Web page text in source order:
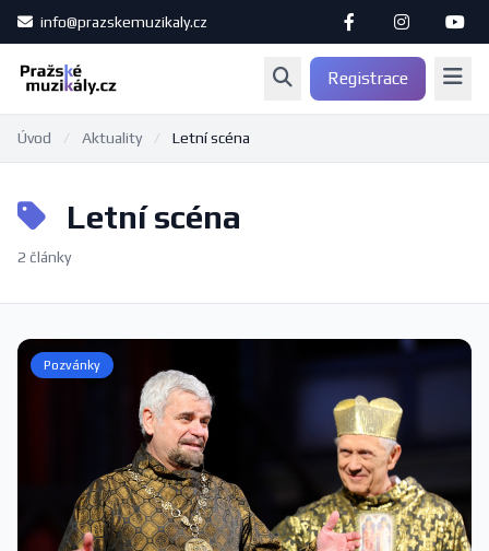
info@prazskemuzikaly.cz
Registrace
Úvod / Aktuality / Letní scéna
Letní scéna
2 články
Pozvánky